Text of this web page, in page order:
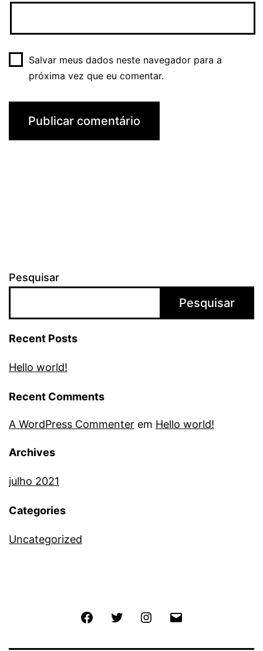
Salvar meus dados neste navegador para a
próxima vez que eu comentar.
Pesquisar
Pesquisar
Recent Posts
Hello world!
Recent Comments
A WordPress Commenter em Hello world!
Archives
julho 2021
Categories
Uncategorized
FacebookTwitter Instagram